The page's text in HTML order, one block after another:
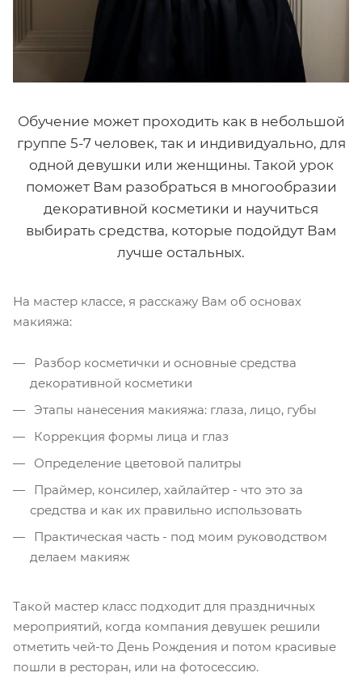
Обучение может проходить как в небольшой
группе 5-7 человек, так и индивидуально, для
одной девушки или женщины. Такой урок
поможет Вам разобраться в многообразии
декоративной косметики и научиться
выбирать средства, которые подойдут Вам
лучше остальных.
На мастер классе, я расскажу Вам об основах
макияжа:
Разбор косметички и основные средства
декоративной косметики
Этапы нанесения макияжа: глаза, лицо, губы
Коррекция формы лица и глаз
Определение цветовой палитры
Праймер, консилер, хайлайтер - что это за
средства и как их правильно использовать
Практическая часть - под моим руководством
делаем макияж
Такой мастер класс подходит для праздничных
мероприятий, когда компания девушек решили
отметить чей-то День Рождения и потом красивые
пошли в ресторан, или на фотосессию.